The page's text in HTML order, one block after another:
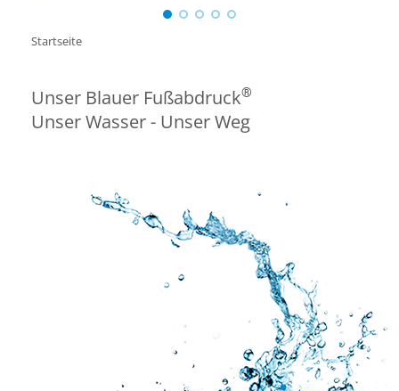
Startseite
Unser Blauer Fußabdruck®
Unser Wasser - Unser Weg